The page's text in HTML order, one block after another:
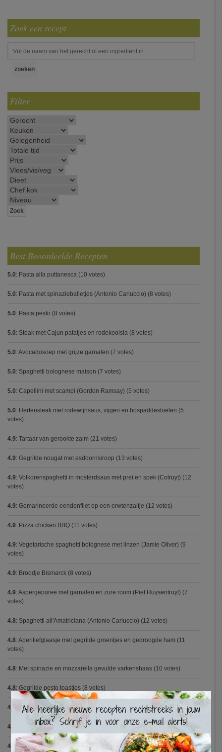
Zoek een recept
Filter
Best Beoordeelde Recepten
5.0: Pasta alla puttanesca (10 votes)
5.0: Pasta met spinazieballetjes (Antonio Carluccio) (8 votes)
5.0: Pasta pesto (8 votes)
5.0: Steak met Cajun patatjes en rodekoolsla (8 votes)
5.0: Avocadosoep met grijze garnalen (7 votes)
5.0: Spaghetti bolognese maison (7 votes)
5.0: Capellini met scampi (Gordon Ramsay) (5 votes)
5.0: Hertensteak met rodewijnsaus, vijgen en bospaddestoelen (5
votes)
4.9: Tartaar van gerookte zalm (21 votes)
4.9: Gegrilde nougat met esdoornsiroop (13 votes)
4.9: Volkorenspaghetti in mosterdsaus met prei en spek (Colruyt) (12
votes)
4.9: Gemarineerde eendenfilet op een erwtenzalfje (12 votes)
4.9: Pizza chicken BBQ (11 votes)
4.9: Vegetarische spaghetti bolognese met linzen (Jamie Oliver) (9
votes)
4.9: Broodje Bismarck (8 votes)
4.9: Aspergepuree met garnalen en zure room (Piet Huysentruyt) (7
votes)
4.8: Spaghetti all'Amatriciana (Antonio Carluccio) (12 votes)
4.8: Aperitiefglaasje met gegrilde groentjes en gedroogde ham (11
votes)
4.8: Met spinazie en mozzarella gevulde varkenshaas (10 votes)
4.8: Gegrilde pesto toastjes (8 votes)
4.8 Seafood chowder (6 votes)
4.8 Zalmfilet op een bedje van asperges (5 votes)
4.8:Blackwellsaus (5 votes)
×